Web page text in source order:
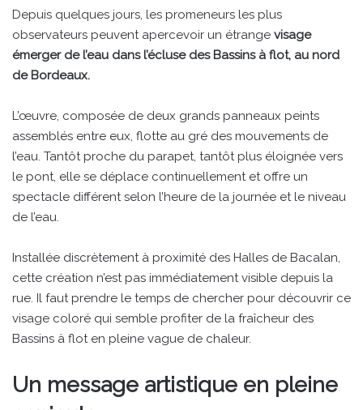
Depuis quelques jours, les promeneurs les plus
observateurs peuvent apercevoir un étrange visage
émerger de l’eau dans l’écluse des Bassins à flot, au nord
de Bordeaux.
L’œuvre, composée de deux grands panneaux peints
assemblés entre eux, flotte au gré des mouvements de
l’eau. Tantôt proche du parapet, tantôt plus éloignée vers
le pont, elle se déplace continuellement et offre un
spectacle différent selon l’heure de la journée et le niveau
de l’eau.
Installée discrètement à proximité des Halles de Bacalan,
cette création n’est pas immédiatement visible depuis la
rue. Il faut prendre le temps de chercher pour découvrir ce
visage coloré qui semble profiter de la fraîcheur des
Bassins à flot en pleine vague de chaleur.
Un message artistique en pleine